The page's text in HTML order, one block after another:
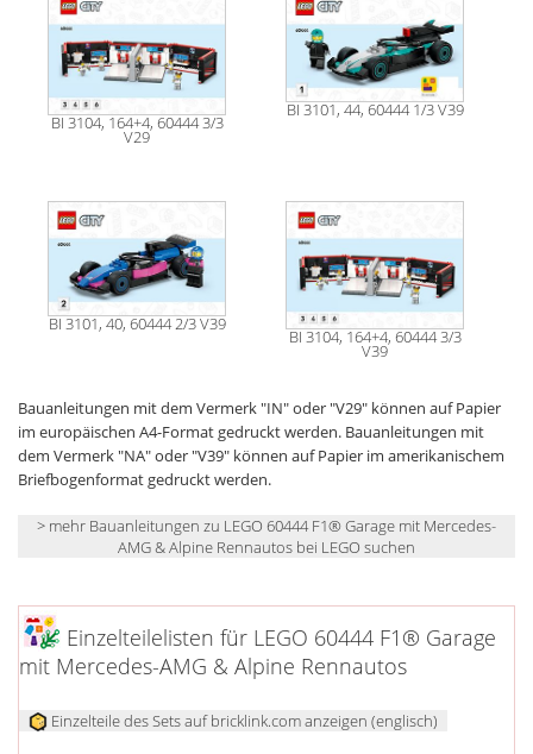
BI 3104, 164+4, 60444 3/3
V29
BI 3101, 44, 60444 1/3 V39
BI 3101, 40, 60444 2/3 V39
BI 3104, 164+4, 60444 3/3
V39
Bauanleitungen mit dem Vermerk "IN" oder "V29" können auf Papier
im europäischen A4-Format gedruckt werden. Bauanleitungen mit
dem Vermerk "NA" oder "V39" können auf Papier im amerikanischem
Briefbogenformat gedruckt werden.
> mehr Bauanleitungen zu LEGO 60444 F1® Garage mit Mercedes-
AMG & Alpine Rennautos bei LEGO suchen
Einzelteilelisten für LEGO 60444 F1® Garage
mit Mercedes-AMG & Alpine Rennautos
Einzelteile des Sets auf bricklink.com anzeigen (englisch)